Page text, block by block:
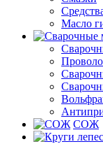
Масло
СОЖ